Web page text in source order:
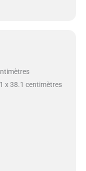
x 38.1 centimètres